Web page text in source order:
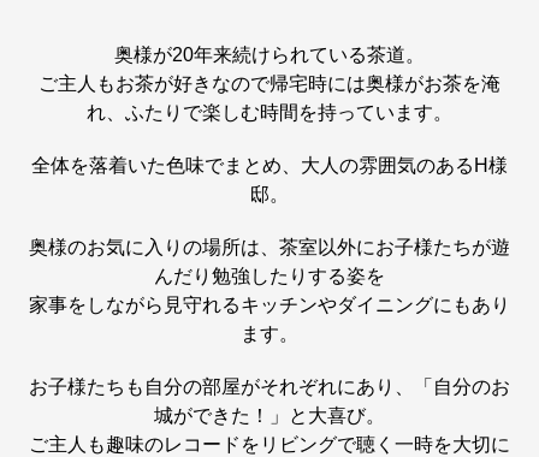
奥様が20年来続けられている茶道。
ご主人もお茶が好きなので帰宅時には奥様がお茶を淹
れ、ふたりで楽しむ時間を持っています。
全体を落着いた色味でまとめ、大人の雰囲気のあるH様
邸。
奥様のお気に入りの場所は、茶室以外にお子様たちが遊
んだり勉強したりする姿を
家事をしながら見守れるキッチンやダイニングにもあり
ます。
お子様たちも自分の部屋がそれぞれにあり、「自分のお
城ができた！」と大喜び。
ご主人も趣味のレコードをリビングで聴く一時を大切に